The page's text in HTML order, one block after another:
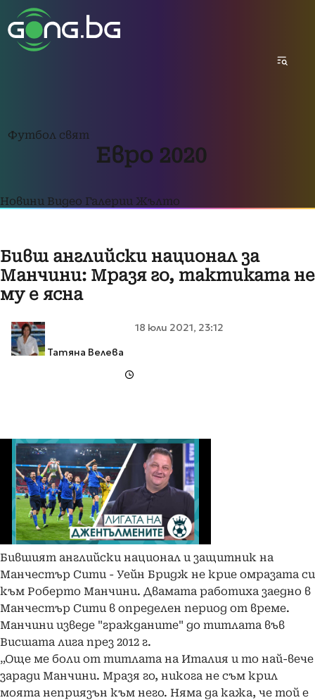
Футбол свят
Евро 2020
Новини Видео Галерии Жълто
Бивш английски национал за
Манчини: Мразя го, тактиката не
му е ясна
Татяна Велева
18 юли 2021, 23:12
Бившият английски национал и защитник на
Манчестър Сити - Уейн Бридж не крие омразата си
към Роберто Манчини. Двамата работиха заедно в
Манчестър Сити в определен период от време.
Манчини изведе "гражданите" до титлата във
Висшата лига през 2012 г.
„Още ме боли от титлата на Италия и то най-вече
заради Манчини. Мразя го, никога не съм крил
моята неприязън към него. Няма да кажа, че той е